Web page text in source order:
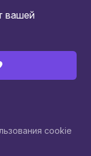
вашей
cookie